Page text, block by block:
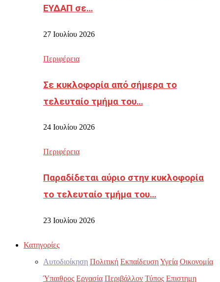
ΕΥΔΑΠ σε…
27 Ιουλίου 2026
Περιφέρεια
Σε κυκλοφορία από σήμερα το
τελευταίο τμήμα του…
24 Ιουλίου 2026
Περιφέρεια
Παραδίδεται αύριο στην κυκλοφορία
το τελευταίο τμήμα του…
23 Ιουλίου 2026
Κατηγορίες
Αυτοδιοίκηση Πολιτική ΕκπαίδευσηΥγεία Οικονομία
Ύπαιθρος Εργασία Περιβάλλον Τύπος Επιστημη